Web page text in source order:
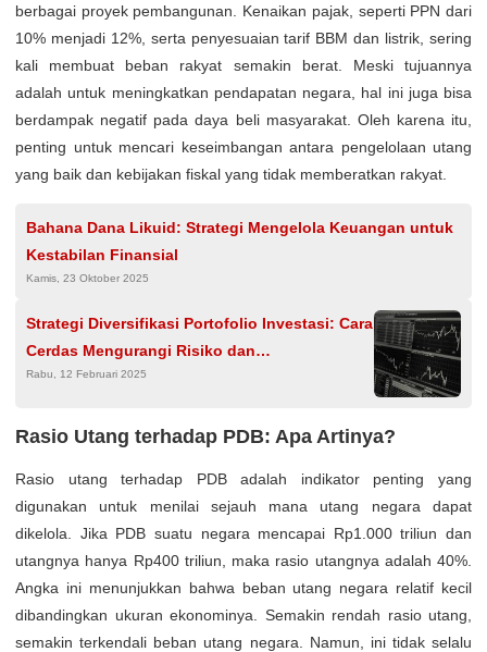
berbagai proyek pembangunan. Kenaikan pajak, seperti PPN dari
10% menjadi 12%, serta penyesuaian tarif BBM dan listrik, sering
kali membuat beban rakyat semakin berat. Meski tujuannya
adalah untuk meningkatkan pendapatan negara, hal ini juga bisa
berdampak negatif pada daya beli masyarakat. Oleh karena itu,
penting untuk mencari keseimbangan antara pengelolaan utang
yang baik dan kebijakan fiskal yang tidak memberatkan rakyat.
Bahana Dana Likuid: Strategi Mengelola Keuangan untuk
Kestabilan Finansial
Kamis, 23 Oktober 2025
Strategi Diversifikasi Portofolio Investasi: Cara
Cerdas Mengurangi Risiko dan
Memaksimalkan Keuntungan
Rabu, 12 Februari 2025
Rasio Utang terhadap PDB: Apa Artinya?
Rasio utang terhadap PDB adalah indikator penting yang
digunakan untuk menilai sejauh mana utang negara dapat
dikelola. Jika PDB suatu negara mencapai Rp1.000 triliun dan
utangnya hanya Rp400 triliun, maka rasio utangnya adalah 40%.
Angka ini menunjukkan bahwa beban utang negara relatif kecil
dibandingkan ukuran ekonominya. Semakin rendah rasio utang,
semakin terkendali beban utang negara. Namun, ini tidak selalu